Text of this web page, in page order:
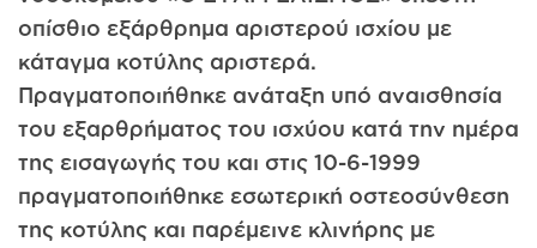
οπίσθιο εξάρθρημα αριστερού ισχίου με
κάταγμα κοτύλης αριστερά.
Πραγματοποιήθηκε ανάταξη υπό αναισθησία
του εξαρθρήματος του ισχύου κατά την ημέρα
της εισαγωγής του και στις 10-6-1999
πραγματοποιήθηκε εσωτερική οστεοσύνθεση
της κοτύλης και παρέμεινε κλινήρης με